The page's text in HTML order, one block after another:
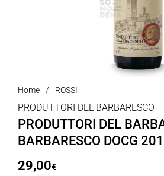
Home / ROSSI
PRODUTTORI DEL BARBARESCO
PRODUTTORI DEL
BARBARESCO DOCG
29,00€